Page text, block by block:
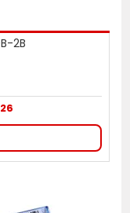
2B